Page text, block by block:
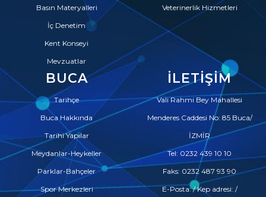
Basın Materyalleri
İç Denetim
Kent Konseyi
Mevzuatlar
Veterinerlik Hizmetleri
BUCA
Tarihçe
Buca Hakkında
Tarihi Yapılar
Meydanlar-Heykeller
Parklar-Bahçeler
Spor Merkezleri
İLETIŞIM
Vali Rahmi Bey Mahallesi
Menderes Caddesi No: 85 Buca/
İZMİR
Tel: 0232 439 10 10
Faks: 0232 487 93 90
E-Posta: / Kep adresi: /